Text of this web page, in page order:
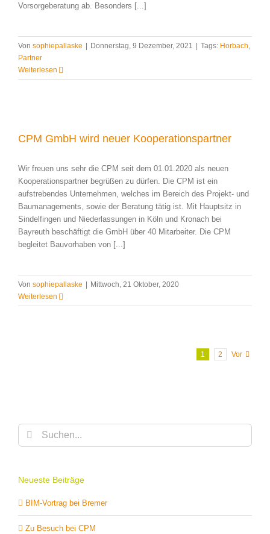
Vorsorgeberatung ab. Besonders [...]
Von sophiepallaske | Donnerstag, 9 Dezember, 2021 | Tags: Horbach,
Partner
Weiterlesen
CPM GmbH wird neuer Kooperationspartner
Wir freuen uns sehr die CPM seit dem 01.01.2020 als neuen
Kooperationspartner begrüßen zu dürfen. Die CPM ist ein
aufstrebendes Unternehmen, welches im Bereich des Projekt- und
Baumanagements, sowie der Beratung tätig ist. Mit Hauptsitz in
Sindelfingen und Niederlassungen in Köln und Kronach bei
Bayreuth beschäftigt die GmbH über 40 Mitarbeiter. Die CPM
begleitet Bauvorhaben von [...]
Von sophiepallaske | Mittwoch, 21 Oktober, 2020
Weiterlesen
1 2 Vor
Suche
Neueste Beiträge
BIM-Vortrag bei Bremer
Zu Besuch bei CPM